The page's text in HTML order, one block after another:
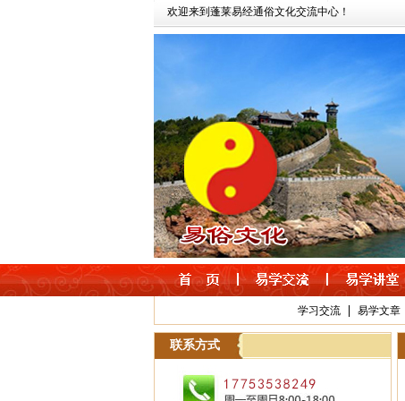
欢迎来到蓬莱易经通俗文化交流中心！
学习交流 易学文章
联系方式